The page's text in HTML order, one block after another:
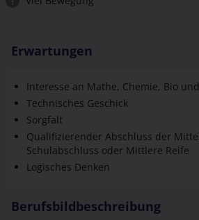
Erwartungen
Interesse an Mathe, Chemie, Bio
Technisches Geschick
Sorgfalt
Qualifizierender Abschluss der
Schulabschluss oder Mittlere Reife
Logisches Denken
Berufsbildbeschreibung